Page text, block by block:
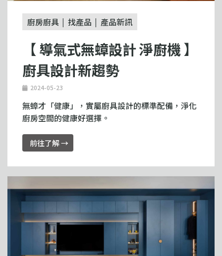
廚房廚具 找產品 產品新訊
【 導氣式無蟑設計 淨廚機 】
廚具設計新趨勢
2024-05-23
無蟑才「健康」，實屬廚具設計的標準配備，淨化
廚房空間的健康好選擇。
前往了解 →